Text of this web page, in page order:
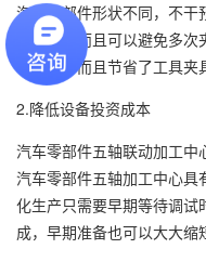
汽车零部件形状不同，不
成加工，而且可以避免多
了时间，而且节省了工具夹
2.降低设备投资成本
汽车零部件五轴联动加工中
汽车零部件五轴加工中心具
化生产只需要早期等待调
成，早期准备也可以大大缩